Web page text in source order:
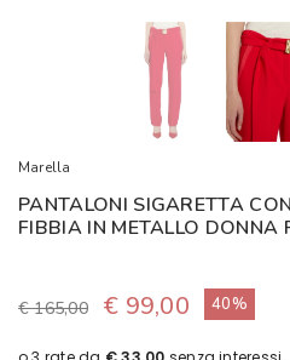
Marella
PANTALONI SIGARETTA
FIBBIA IN METALLO DONNA
€ 165,00 € 99,00 40%